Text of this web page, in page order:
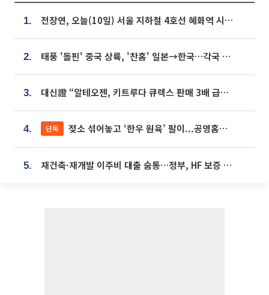
1. 전장연, 오늘(10일) 서울 지하철 4호선 혜화역 시위…1호선 용산역 무정차
2. 태풍 '돌핀' 중국 상륙, '찬홈' 일본→한국…각국 기상청 예상 경로는?
3. 대신證 “알테오젠, 키트루다 큐렉스 판매 3배 급증…목표가 41만원 상향”
4. 단독 젖소 섞어놓고 ‘한우 원육’ 팔이...공영홈쇼핑 표기·검증 구멍
5. 재건축·재개발 이주비 대출 숨통…정부, HF 보증 신설 추진